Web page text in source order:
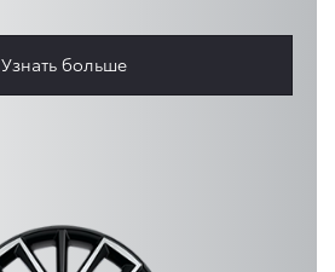
Узнать больше